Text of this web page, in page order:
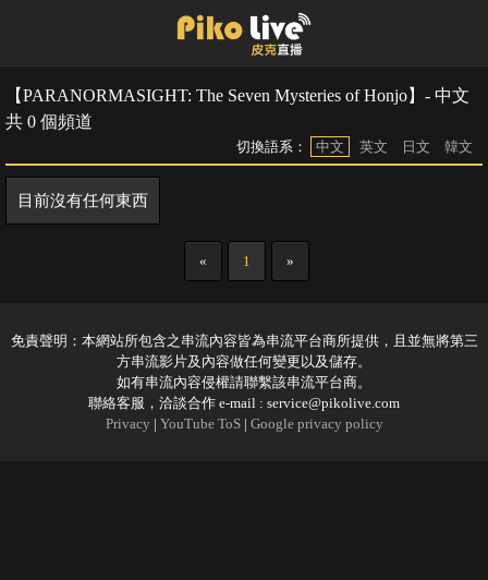
【PARANORMASIGHT: The Seven Mysteries of Honjo】- 中文
共 0 個頻道
切換語系： 中文 英文 日文 韓文
目前沒有任何東西
« 1 »
免責聲明：本網站所包含之串流內容皆為串流平台商所提供，且並無將第三
方串流影片及內容做任何變更以及儲存。
如有串流內容侵權請聯繫該串流平台商。
聯絡客服，洽談合作 e-mail : service@pikolive.com
Privacy | YouTube ToS| Google privacy policy